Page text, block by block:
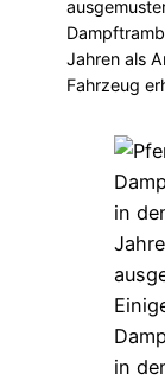
Jahren als
Fahrzeug